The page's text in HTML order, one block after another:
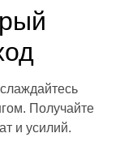
Получайте
и усилий.